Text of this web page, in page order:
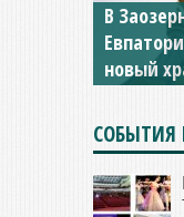
Мужской
и
открыт